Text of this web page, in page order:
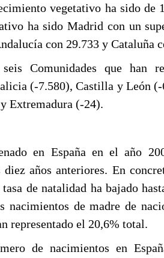
vegetativo ha sido de
ha sido Madrid con un
con 29.733 y Cataluña
Comunidades que han
(-7.580), Castilla y León
Extremadura (-24).
en España en el año
años anteriores. En
de natalidad ha bajado
nacimientos de madre de
representado el 20,6% total.
de nacimientos en